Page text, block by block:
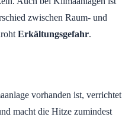
zwischen Raum- und
Erkältungsgefahr.
vorhanden ist, verrichtet
macht die Hitze zumindest